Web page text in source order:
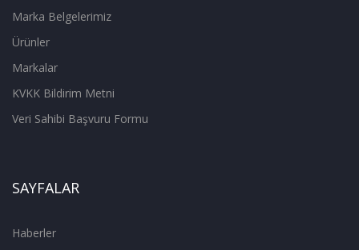
Marka Belgelerimiz
Ürünler
Markalar
KVKK Bildirim Metni
Veri Sahibi Başvuru Formu
SAYFALAR
Haberler